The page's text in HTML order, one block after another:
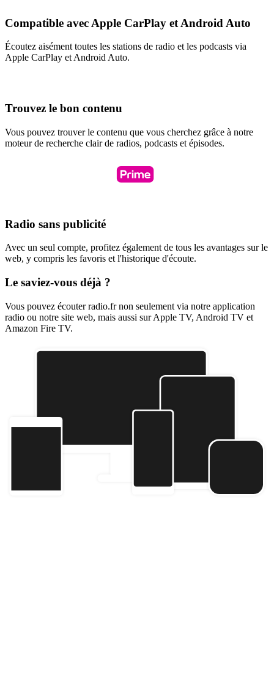
Compatible avec Apple CarPlay et Android Auto
Écoutez aisément toutes les stations de radio et les podcasts via
Apple CarPlay et Android Auto.
Trouvez le bon contenu
Vous pouvez trouver le contenu que vous cherchez grâce à notre
moteur de recherche clair de radios, podcasts et épisodes.
Radio sans publicité
Avec un seul compte, profitez également de tous les avantages sur le
web, y compris les favoris et l'historique d'écoute.
Le saviez-vous déjà ?
Vous pouvez écouter radio.fr non seulement via notre application
radio ou notre site web, mais aussi sur Apple TV, Android TV et
Amazon Fire TV.